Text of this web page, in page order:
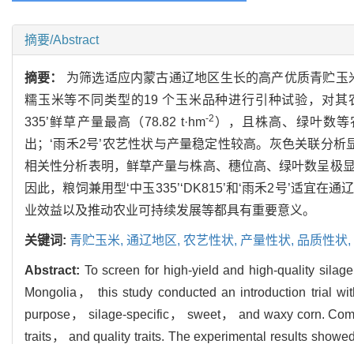
摘要/Abstract
摘要： 为筛选适应内蒙古通辽地区生长的高产优质青贮玉
糯玉米等不同类型的19 个玉米品种进行引种试验，对
335’鲜草产量最高（78.82 t·hm-2 ），且株高、绿叶数等
出；‘雨禾2号’农艺性状与产量稳定性较高。灰色关联分析
相关性分析表明，鲜草产量与株高、穗位高、绿叶数呈极
因此，粮饲兼用型‘中玉335’‘DK815’和‘雨禾2号’适宜在
业效益以及推动农业可持续发展等都具有重要意义。
关键词: 青贮玉米, 通辽地区, 农艺性状, 产量性状, 品质性状,
Abstract: To screen for high-yield and high-quality
Mongolia， this study conducted an introduction trial
purpose， silage-specific， sweet， and waxy corn.
traits， and quality traits. The experimental results